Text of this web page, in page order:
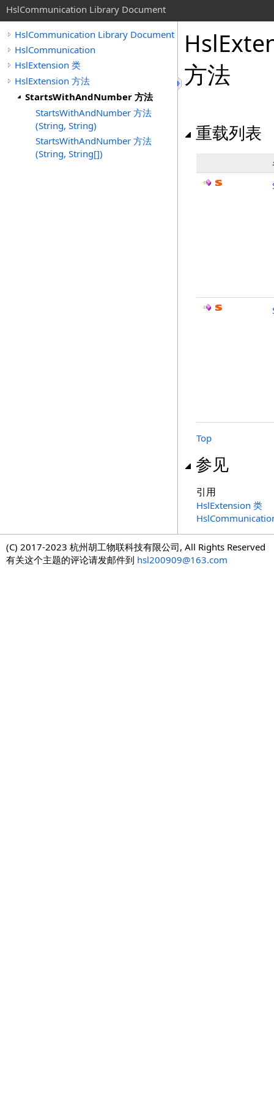
HslCommunication Library Document
HslCommunication Library Document
HslCommunication
HslExtension 类
HslExtension 方法
StartsWithAndNumber 方法
StartsWithAndNumber 方法
(String, String)
StartsWithAndNumber 方法
(String, String[])
方法
重载列表
Top
参见
引用
HslExtension 类
(C) 2017-2023 杭州胡工物联科技有限公司, All Rights Reserved
有关这个主题的评论请发邮件到 hsl200909@163.com